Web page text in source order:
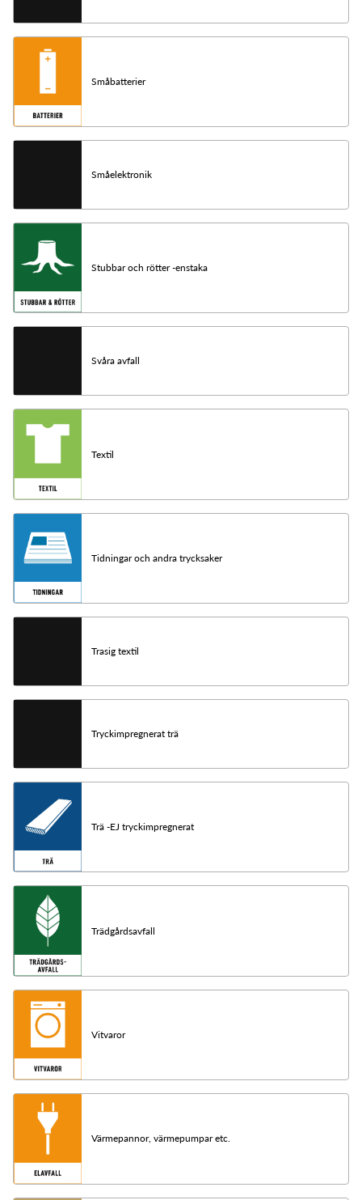
Småbatterier
Småelektronik
Stubbar och rötter -enstaka
Svåra avfall
Textil
Tidningar och andra trycksaker
Trasig textil
Tryckimpregnerat trä
Trä -EJ tryckimpregnerat
Trädgårdsavfall
Vitvaror
Värmepannor, värmepumpar etc.